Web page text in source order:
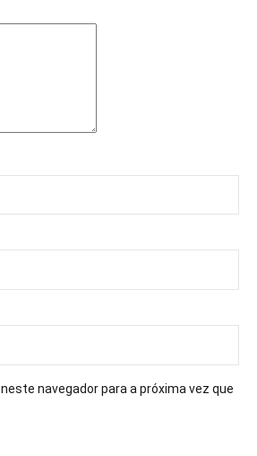
navegador para a próxima vez que